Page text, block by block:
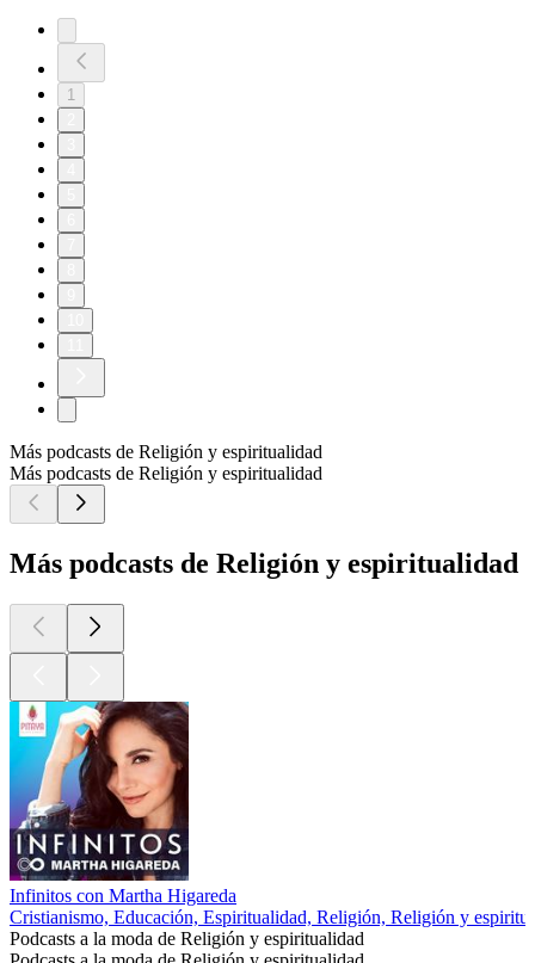
1
Más podcasts de Religión y espiritualidad
Más podcasts de Religión y espiritualidad
Más podcasts de Religión y espiritualidad
Infinitos con Martha Higareda
Cristianismo, Educación, Espiritualidad, Religión, Religión y
Podcasts a la moda de Religión y espiritualidad